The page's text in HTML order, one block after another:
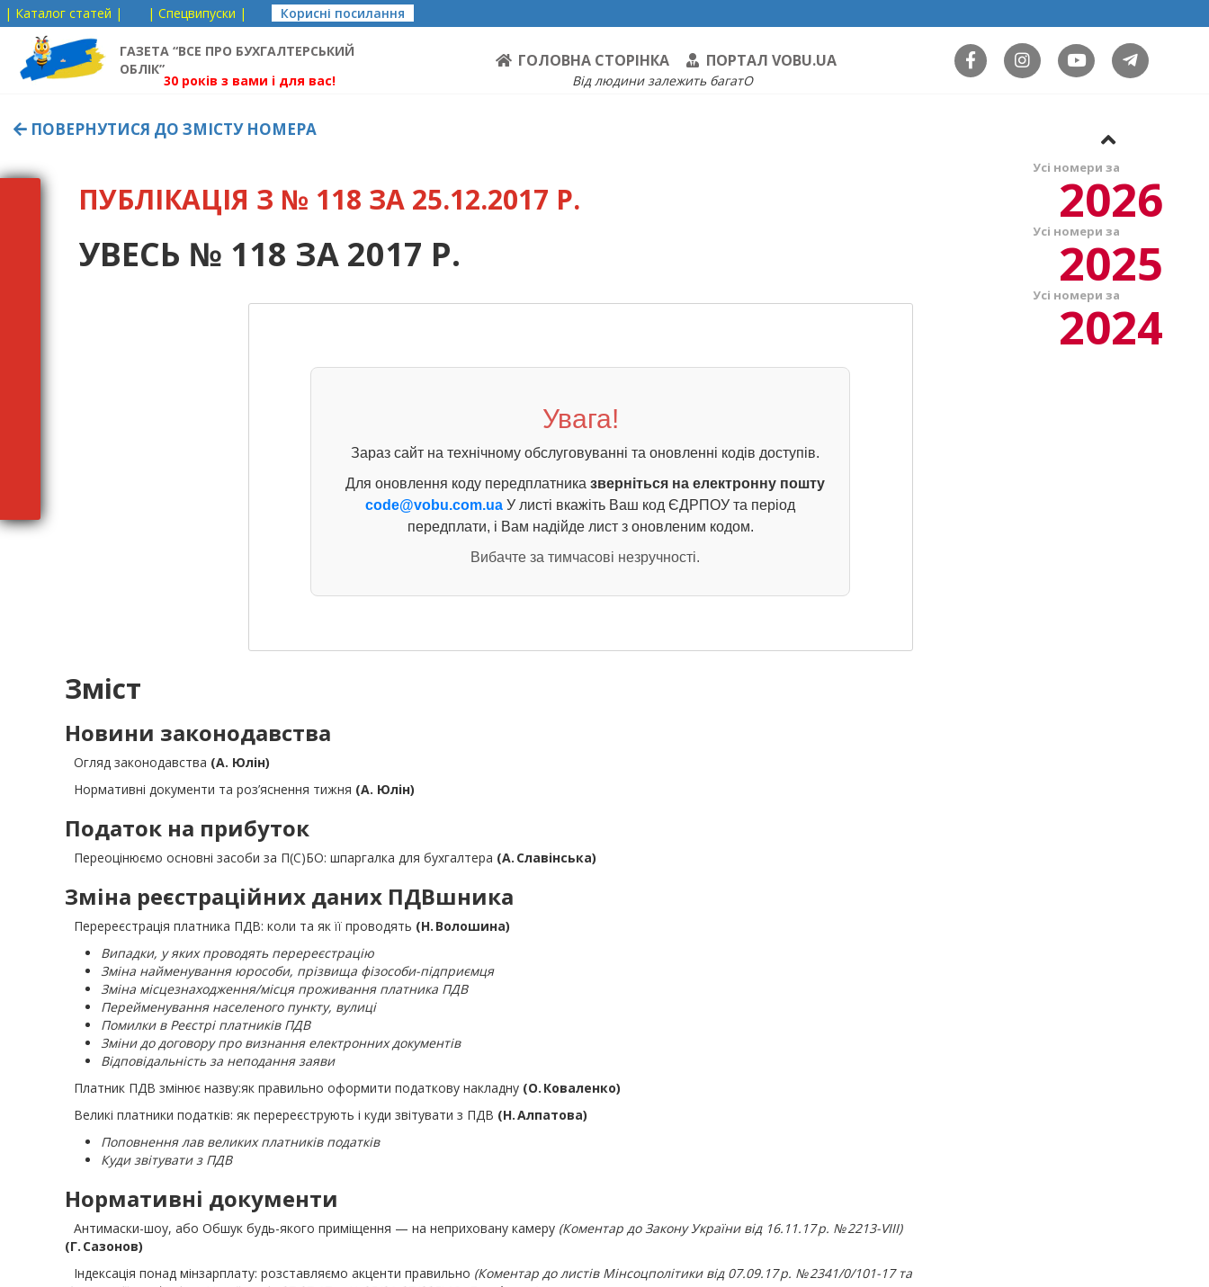
| Каталог статей | | Спецвипуски | Корисні посилання
ГАЗЕТА “ВСЕ ПРО БУХГАЛТЕРСЬКИЙ
ОБЛІК”
ГОЛОВНА СТОРІНКА ПОРТАЛ VOBU.UA
30 років з вами і для вас! Від людини залежить багатО
ПОВЕРНУТИСЯ ДО ЗМІСТУ НОМЕРА
ПУБЛІКАЦІЯ З № 118 ЗА 25.12.2017 Р.
УВЕСЬ № 118 ЗА 2017 Р.
Увага!
Зараз сайт на технічному обслуговуванні та оновленні кодів доступів.
Для оновлення коду передплатника зверніться на електронну пошту
code@vobu.com.ua У листі вкажіть Ваш код ЄДРПОУ та період
передплати, і Вам надійде лист з оновленим кодом.
Вибачте за тимчасові незручності.
Зміст
Новини законодавства
Огляд законодавства (А. Юлін)
Нормативні документи та роз’яснення тижня (А. Юлін)
Податок на прибуток
Переоцінюємо основні засоби за П(С)БО: шпаргалка для бухгалтера (А. Славінська)
Зміна реєстраційних даних ПДВшника
Перереєстрація платника ПДВ: коли та як її проводять (Н. Волошина)
Випадки, у яких проводять перереєстрацію
Зміна найменування юрособи, прізвища фізособи-підприємця
Зміна місцезнаходження/місця проживання платника ПДВ
Перейменування населеного пункту, вулиці
Помилки в Реєстрі платників ПДВ
Зміни до договору про визнання електронних документів
Відповідальність за неподання заяви
Платник ПДВ змінює назву:як правильно оформити податкову накладну (О. Коваленко)
Великі платники податків: як перереєструють і куди звітувати з ПДВ (Н. Алпатова)
Поповнення лав великих платників податків
Куди звітувати з ПДВ
Нормативні документи
Антимаски-шоу, або Обшук будь-якого приміщення — на неприховану камеру (Коментар до Закону України від 16.11.17 р. № 2213-VIII)
(Г. Сазонов)
Індексація понад мінзарплату: розставляємо акценти правильно (Коментар до листів Мінсоцполітики від 07.09.17 р. № 2341/0/101-17 та
Усі номери за
2026
Усі номери за
2025
Усі номери за
2024